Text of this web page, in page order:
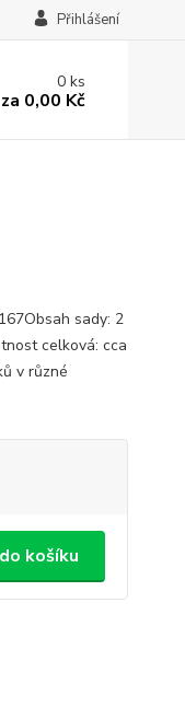
Přihlášení
0ks
za 0,00 Kč
sady: 2
celková: cca
v různé
košíku